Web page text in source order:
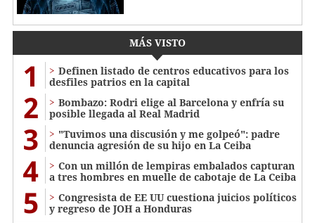
MÁS VISTO
1
Definen listado de centros educativos para los
desfiles patrios en la capital
2
Bombazo: Rodri elige al Barcelona y enfría su
posible llegada al Real Madrid
3
"Tuvimos una discusión y me golpeó": padre
denuncia agresión de su hijo en La Ceiba
4
Con un millón de lempiras embalados capturan
a tres hombres en muelle de cabotaje de La Ceiba
5
Congresista de EE UU cuestiona juicios políticos
y regreso de JOH a Honduras